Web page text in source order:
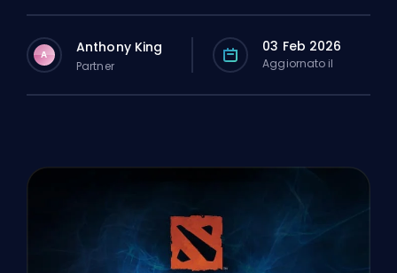
A Anthony King
Partner
03 Feb 2026
Aggiornato il